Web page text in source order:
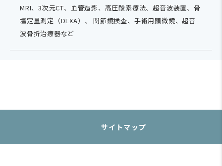
MRI、3次元CT、血管造影、高圧酸素療法、超音波装置、骨
塩定量測定（DEXA）、 関節鏡検査、手術用顕微鏡、超音
波骨折治療器など
サイトマップ